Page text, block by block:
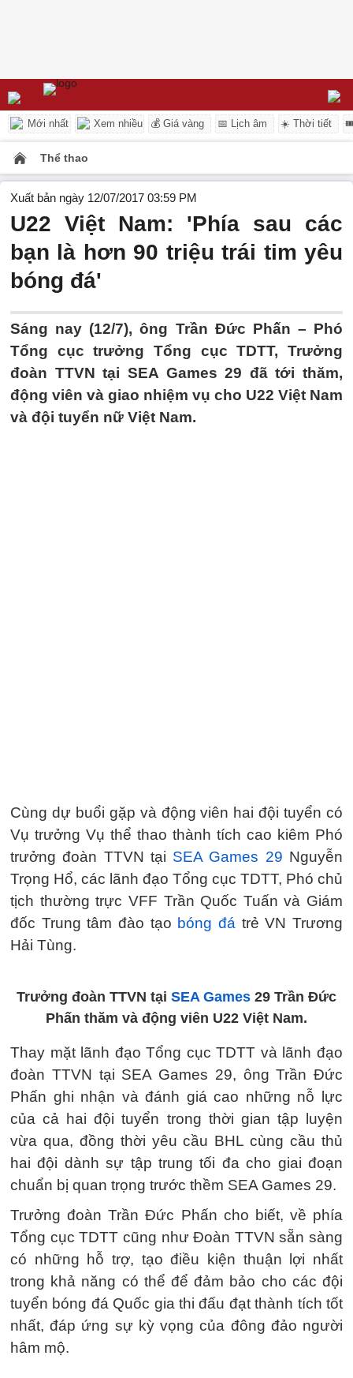
Mới nhất Xem nhiều 💰 Giá vàng 📅 Lịch âm ☀️ Thời tiết
Thể thao
Xuất bản ngày 12/07/2017 03:59 PM
U22 Việt Nam: 'Phía sau các
bạn là hơn 90 triệu trái tim yêu
bóng đá'
Sáng nay (12/7), ông Trần Đức Phấn – Phó
Tổng cục trưởng Tổng cục TDTT, Trưởng
đoàn TTVN tại SEA Games 29 đã tới thăm,
động viên và giao nhiệm vụ cho U22 Việt Nam
và đội tuyển nữ Việt Nam.
Cùng dự buổi gặp và động viên hai đội tuyển có
Vụ trưởng Vụ thể thao thành tích cao kiêm Phó
trưởng đoàn TTVN tại SEA Games 29 Nguyễn
Trọng Hổ, các lãnh đạo Tổng cục TDTT, Phó chủ
tịch thường trực VFF Trần Quốc Tuấn và Giám
đốc Trung tâm đào tạo bóng đá trẻ VN Trương
Hải Tùng.
Trưởng đoàn TTVN tại SEA Games 29 Trần Đức
Phấn thăm và động viên U22 Việt Nam.
Thay mặt lãnh đạo Tổng cục TDTT và lãnh đạo
đoàn TTVN tại SEA Games 29, ông Trần Đức
Phấn ghi nhận và đánh giá cao những nỗ lực
của cả hai đội tuyển trong thời gian tập luyện
vừa qua, đồng thời yêu cầu BHL cùng cầu thủ
hai đội dành sự tập trung tối đa cho giai đoạn
chuẩn bị quan trọng trước thềm SEA Games 29.
Trưởng đoàn Trần Đức Phấn cho biết, về phía
Tổng cục TDTT cũng như Đoàn TTVN sẵn sàng
có những hỗ trợ, tạo điều kiện thuận lợi nhất
trong khả năng có thể để đảm bảo cho các đội
tuyển bóng đá Quốc gia thi đấu đạt thành tích tốt
nhất, đáp ứng sự kỳ vọng của đông đảo người
hâm mộ.